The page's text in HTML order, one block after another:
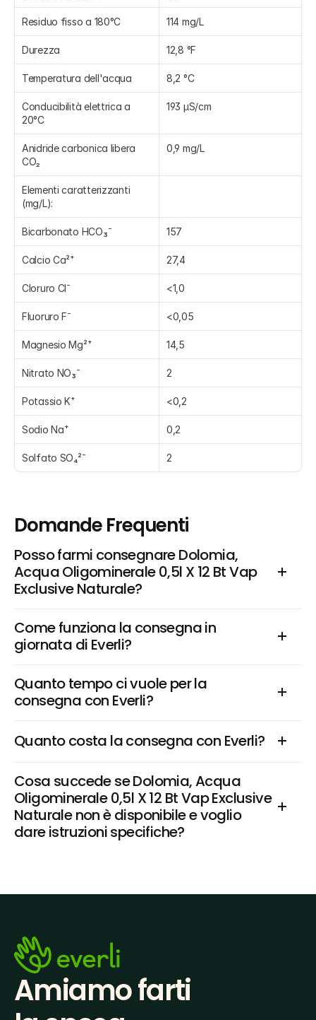
Residuo fisso a 180°C 114 mg/L
Durezza 12,8 °F
Temperatura dell'acqua 8,2 °C
Conducibilità elettrica a
20°C
193 μS/cm
Anidride carbonica libera
CO₂
0,9 mg/L
Elementi caratterizzanti
(mg/L):
Bicarbonato HCO₃⁻ 157
Calcio Ca²⁺ 27,4
Cloruro Cl⁻ <1,0
Fluoruro F⁻ <0,05
Magnesio Mg²⁺ 14,5
Nitrato NO₃⁻ 2
Potassio K⁺ <0,2
Sodio Na⁺ 0,2
Solfato SO₄²⁻ 2
Domande Frequenti
Posso farmi consegnare Dolomia,
Acqua Oligominerale 0,5l X 12 Bt Vap
Exclusive Naturale?
Come funziona la consegna in
giornata di Everli?
Quanto tempo ci vuole per la
consegna con Everli?
Quanto costa la consegna con Everli?
Cosa succede se Dolomia, Acqua
Oligominerale 0,5l X 12 Bt Vap Exclusive
Naturale non è disponibile e voglio
dare istruzioni specifiche?
Amiamo farti